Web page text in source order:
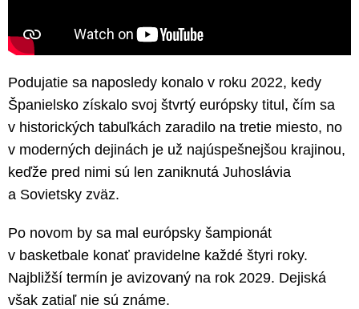
Podujatie sa naposledy konalo v roku 2022, kedy
Španielsko získalo svoj štvrtý európsky titul, čím sa
v historických tabuľkách zaradilo na tretie miesto, no
v moderných dejinách je už najúspešnejšou krajinou,
keďže pred nimi sú len zaniknutá Juhoslávia
a Sovietsky zväz.
Po novom by sa mal európsky šampionát
v basketbale konať pravidelne každé štyri roky.
Najbližší termín je avizovaný na rok 2029. Dejiská
však zatiaľ nie sú známe.